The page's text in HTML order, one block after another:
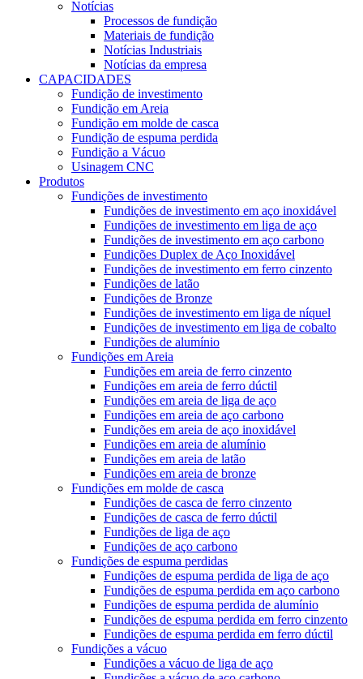
Notícias
Processos de fundição
Materiais de fundição
Notícias Industriais
Notícias da empresa
CAPACIDADES
Fundição de investimento
Fundição em Areia
Fundição em molde de casca
Fundição de espuma perdida
Fundição a Vácuo
Usinagem CNC
Produtos
Fundições de investimento
Fundições de investimento em aço inoxidável
Fundições de investimento em liga de aço
Fundições de investimento em aço carbono
Fundições Duplex de Aço Inoxidável
Fundições de investimento em ferro cinzento
Fundições de latão
Fundições de Bronze
Fundições de investimento em liga de níquel
Fundições de investimento em liga de cobalto
Fundições de alumínio
Fundições em Areia
Fundições em areia de ferro cinzento
Fundições em areia de ferro dúctil
Fundições em areia de liga de aço
Fundições em areia de aço carbono
Fundições em areia de aço inoxidável
Fundições em areia de alumínio
Fundições em areia de latão
Fundições em areia de bronze
Fundições em molde de casca
Fundições de casca de ferro cinzento
Fundições de casca de ferro dúctil
Fundições de liga de aço
Fundições de aço carbono
Fundições de espuma perdidas
Fundições de espuma perdida de liga de aço
Fundições de espuma perdida em aço carbono
Fundições de espuma perdida de alumínio
Fundições de espuma perdida em ferro cinzento
Fundições de espuma perdida em ferro dúctil
Fundições a vácuo
Fundições a vácuo de liga de aço